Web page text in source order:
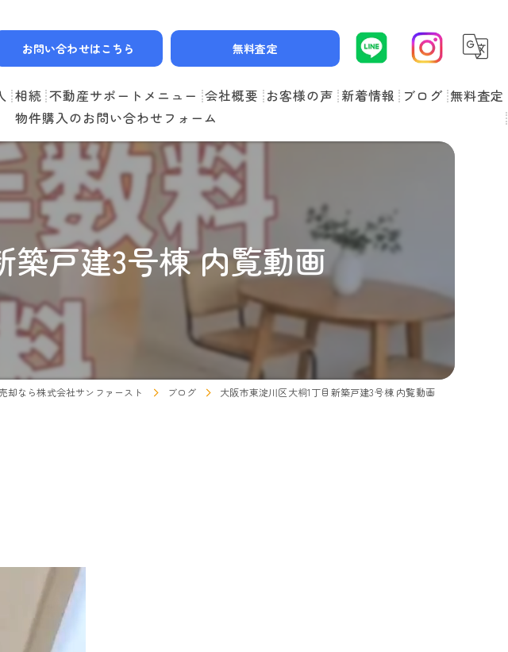
お問い合わせはこちら 無料査定
ポート
相続 不動産サポートメニュー
リースバック
空家管理
賃貸管理
会社概要
スタッフ紹介
お客様の声
よくある質問
新着情報 ブログ 無料査定
物件購入のお問い合わせフォーム
築戸建3号棟 内覧動画
却なら株式会社サンファースト ブログ 大阪市東淀川区大桐1丁目新築戸建3号棟 内覧動画